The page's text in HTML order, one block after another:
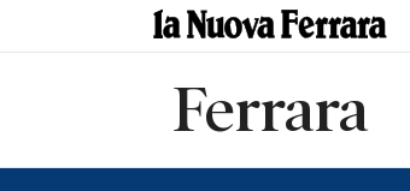
Ferrara